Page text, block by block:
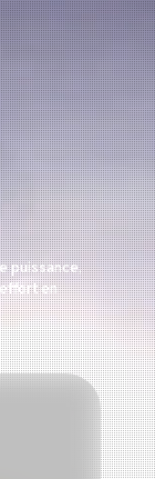
puissance,
en